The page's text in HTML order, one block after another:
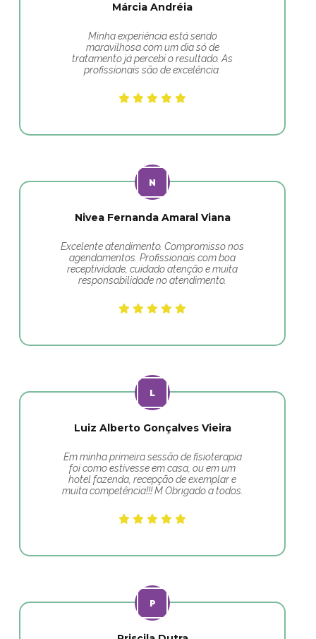
Márcia Andréia
Minha experiência está sendo
maravilhosa com um dia só de
tratamento já percebi o resultado. As
profissionais são de excelência.
Nivea Fernanda Amaral Viana
Excelente atendimento. Compromisso nos
agendamentos. Profissionais com boa
receptividade, cuidado atenção e muita
responsabilidade no atendimento.
Luiz Alberto Gonçalves Vieira
Em minha primeira sessão de fisioterapia
foi como estivesse em casa, ou em um
hotel fazenda, recepção de exemplar e
muita competência!!! M Obrigado a todos.